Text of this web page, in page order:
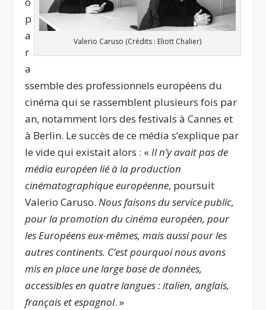
Valerio Caruso (Crédits : Eliott Chalier)
p
a
r
a
ssemble des professionnels européens du
cinéma qui se rassemblent plusieurs fois par
an, notamment lors des festivals à Cannes et
à Berlin. Le succès de ce média s’explique par
le vide qui existait alors : «Il n’y avait pas de
média européen lié à la production
cinématographique européenne, poursuit
Valerio Caruso.Nous faisons du service public,
pour la promotion du cinéma européen, pour
les Européens eux-mêmes, mais aussi pour les
autres continents. C’est pourquoi nous avons
mis en place une large base de données,
accessibles en quatre langues : italien, anglais,
français et espagnol. »